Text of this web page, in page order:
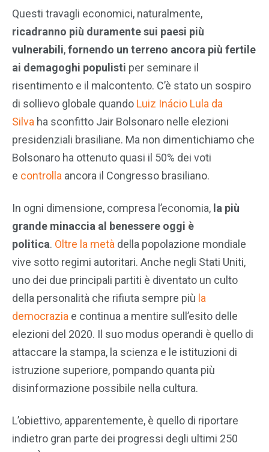
Questi travagli economici, naturalmente,
ricadranno più duramente sui paesi più
vulnerabili,fornendo un terreno ancora più fertile
ai demagoghi populisti per seminare il
risentimento e il malcontento. C’è stato un sospiro
di sollievo globale quando Luiz Inácio Lula da
Silva ha sconfitto Jair Bolsonaro nelle elezioni
presidenziali brasiliane. Ma non dimentichiamo che
Bolsonaro ha ottenuto quasi il 50% dei voti
e controlla ancora il Congresso brasiliano.
In ogni dimensione, compresa l’economia, la più
grande minaccia al benessere oggi è
politica. Oltre la metà della popolazione mondiale
vive sotto regimi autoritari. Anche negli Stati Uniti,
uno dei due principali partiti è diventato un culto
della personalità che rifiuta sempre più la
democrazia e continua a mentire sull’esito delle
elezioni del 2020. Il suo modus operandi è quello di
attaccare la stampa, la scienza e le istituzioni di
istruzione superiore, pompando quanta più
disinformazione possibile nella cultura.
L’obiettivo, apparentemente, è quello di riportare
indietro gran parte dei progressi degli ultimi 250